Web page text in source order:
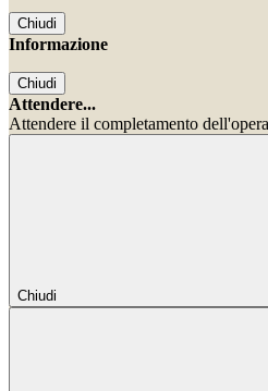
Chiudi
Informazione
Chiudi
Attendere...
Attendere il completamento
Chiudi